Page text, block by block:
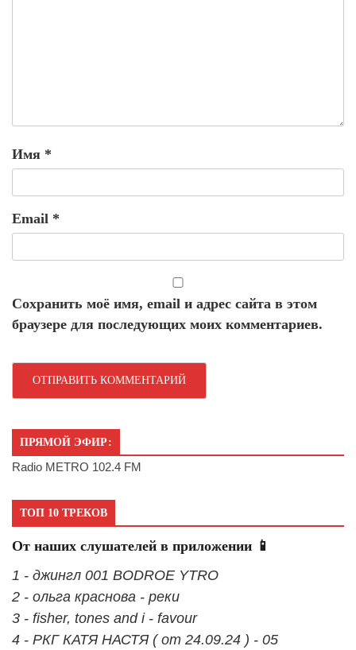
Имя *
Email *
Сохранить моё имя, email и адрес сайта в этом
браузере для последующих моих комментариев.
ПРЯМОЙ ЭФИР:
Radio METRO 102.4 FM
ТОП 10 ТРЕКОВ
От наших слушателей в приложении 📱
1 - джингл 001 BODROE YTRO
2 - ольга краснова - реки
3 - fisher, tones and i - favour
4 - РКГ КАТЯ НАСТЯ ( от 24.09.24 ) - 05